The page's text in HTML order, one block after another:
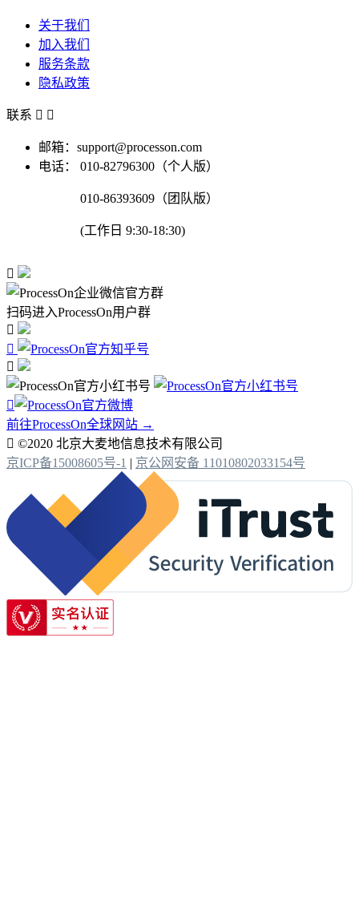
关于我们
加入我们
服务条款
隐私政策
联系  
邮箱：support@processon.com
电话：
010-82796300（个人版）
010-86393609（团队版）
(工作日 9:30-18:30)

扫码进入ProcessOn用户群




前往ProcessOn全球网站 →
 ©2020 北京大麦地信息技术有限公司
京ICP备15008605号-1 | 京公网安备 11010802033154号